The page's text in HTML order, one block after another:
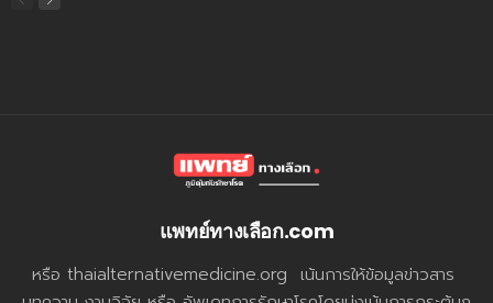
แพทย์ทางเลือก.com
หรือ thaialternativemedicine.org เน้นการให้ข้อมูลข่าวสาร